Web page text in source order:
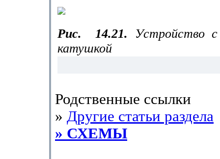
Рис. 14.21. Устройство с
катушкой
Родственные ссылки
» Другие статьи раздела
» СХЕМЫ